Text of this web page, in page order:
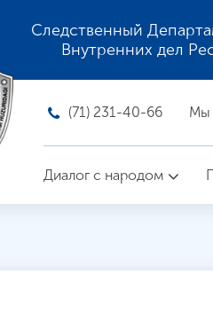
Следственный
Внутренних дел
(71) 231-40-66 Мы
Диалог с народом